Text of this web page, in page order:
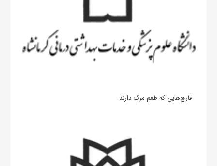
قارچ‌هایی که طعم مرگ دارند